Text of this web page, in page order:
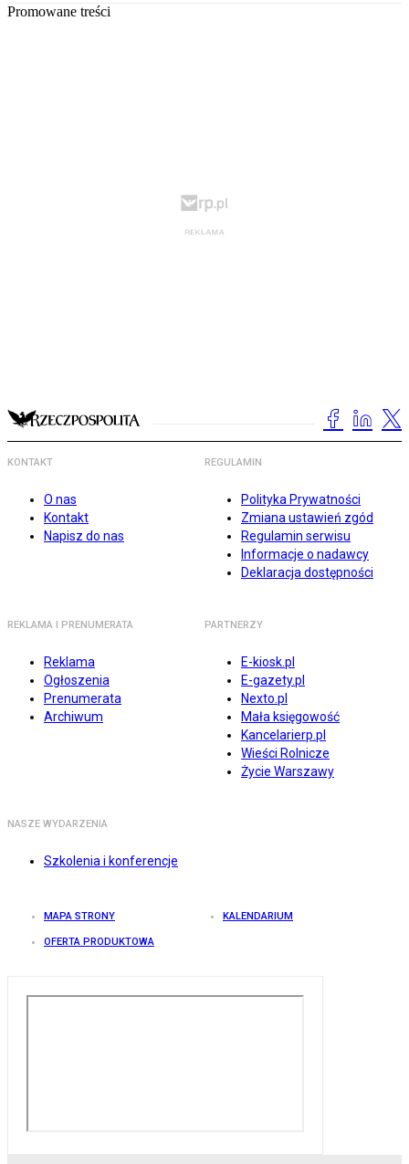
Promowane treści
KONTAKT
O nas
Kontakt
Napisz do nas
REGULAMIN
Polityka Prywatności
Zmiana ustawień zgód
Regulamin serwisu
Informacje o nadawcy
Deklaracja dostępności
REKLAMA I PRENUMERATA
Reklama
Ogłoszenia
Prenumerata
Archiwum
PARTNERZY
E-kiosk.pl
E-gazety.pl
Nexto.pl
Mała księgowość
Kancelarierp.pl
Wieści Rolnicze
Życie Warszawy
NASZE WYDARZENIA
Szkolenia i konferencje
MAPA STRONY KALENDARIUM
OFERTA PRODUKTOWA